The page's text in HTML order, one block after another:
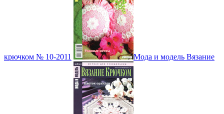
крючком № 10-2011 Мода и модель Вязание